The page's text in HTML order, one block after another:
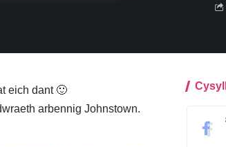
eich dant 🙂
arbennig Johnstown.